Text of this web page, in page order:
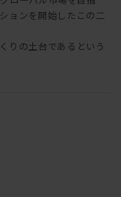
ョンを開始したこの二
りの土台であるという